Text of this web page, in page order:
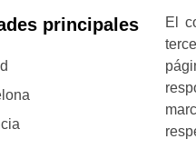
principales
El